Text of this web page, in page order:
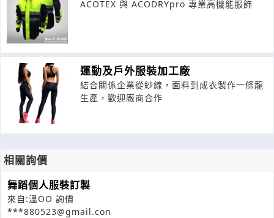
ACOTEX 與 ACODRYpro 專業高機能服飾
運動及戶外服裝加工廠
結合關係企業從紗線，面料到成衣製作一條龍
生產，歡迎廠商合作
相關詢價
舞蹈個人服裝訂製
來自:溫OO 詢價
***880523@gmail.con